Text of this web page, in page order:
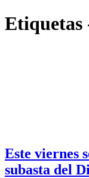
Etiquetas
Este viernes
subasta del